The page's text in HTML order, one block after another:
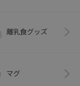
離乳食グッズ
マグ